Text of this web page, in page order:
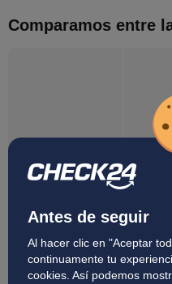
Antes de seguir
Al hacer clic en "Aceptar
continuamente tu
cookies. Así podemos
Comparamos entre